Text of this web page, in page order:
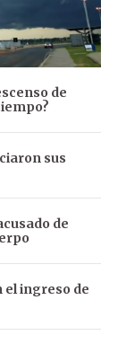
de
sus
de
ingreso de